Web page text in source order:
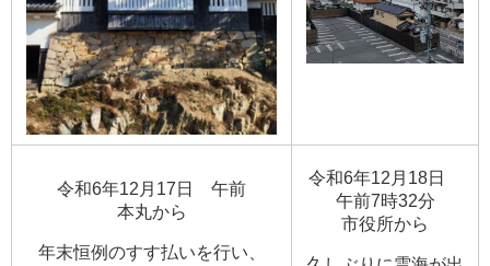
令和6年12月17日 午前
​本丸から
年末恒例のすす払いを行い、
令和6年12月18日
午前7時32分
​市役所から